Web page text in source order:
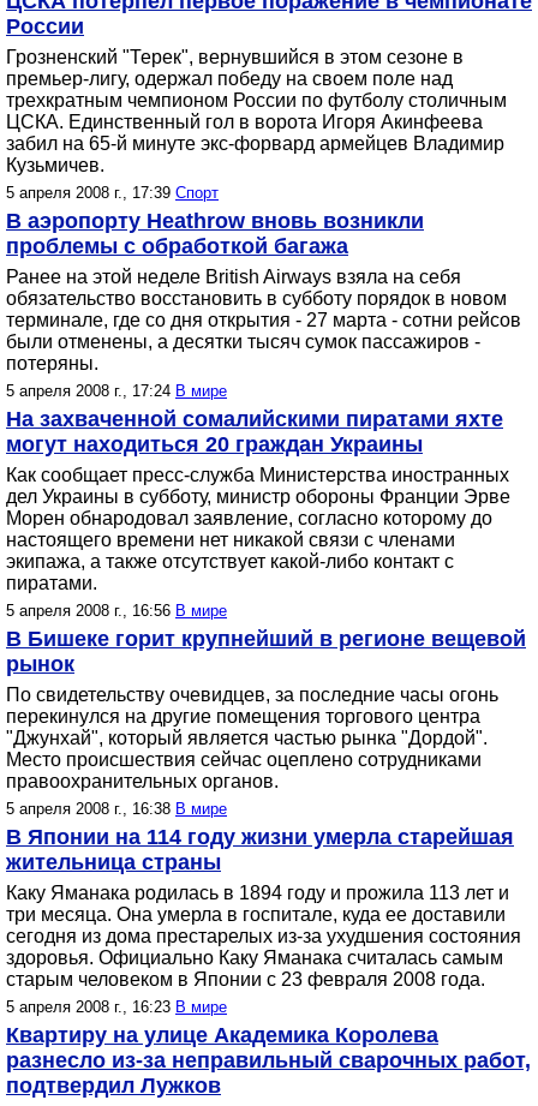
России
Грозненский "Терек", вернувшийся в этом сезоне в
премьер-лигу, одержал победу на своем поле над
трехкратным чемпионом России по футболу столичным
ЦСКА. Единственный гол в ворота Игоря Акинфеева
забил на 65-й минуте экс-форвард армейцев Владимир
Кузьмичев.
5 апреля 2008 г., 17:39 Спорт
В аэропорту Heathrow вновь возникли
проблемы с обработкой багажа
Ранее на этой неделе British Airways взяла на себя
обязательство восстановить в субботу порядок в новом
терминале, где со дня открытия - 27 марта - сотни рейсов
были отменены, а десятки тысяч сумок пассажиров -
потеряны.
5 апреля 2008 г., 17:24 В мире
На захваченной сомалийскими пиратами яхте
могут находиться 20 граждан Украины
Как сообщает пресс-служба Министерства иностранных
дел Украины в субботу, министр обороны Франции Эрве
Морен обнародовал заявление, согласно которому до
настоящего времени нет никакой связи с членами
экипажа, а также отсутствует какой-либо контакт с
пиратами.
5 апреля 2008 г., 16:56 В мире
В Бишеке горит крупнейший в регионе вещевой
рынок
По свидетельству очевидцев, за последние часы огонь
перекинулся на другие помещения торгового центра
"Джунхай", который является частью рынка "Дордой".
Место происшествия сейчас оцеплено сотрудниками
правоохранительных органов.
5 апреля 2008 г., 16:38 В мире
В Японии на 114 году жизни умерла старейшая
жительница страны
Каку Яманака родилась в 1894 году и прожила 113 лет и
три месяца. Она умерла в госпитале, куда ее доставили
сегодня из дома престарелых из-за ухудшения состояния
здоровья. Официально Каку Яманака считалась самым
старым человеком в Японии с 23 февраля 2008 года.
5 апреля 2008 г., 16:23 В мире
Квартиру на улице Академика Королева
разнесло из-за неправильный сварочных работ,
подтвердил Лужков